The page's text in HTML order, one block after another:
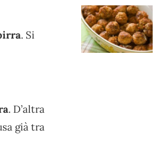
. Si
. D’altra
già tra